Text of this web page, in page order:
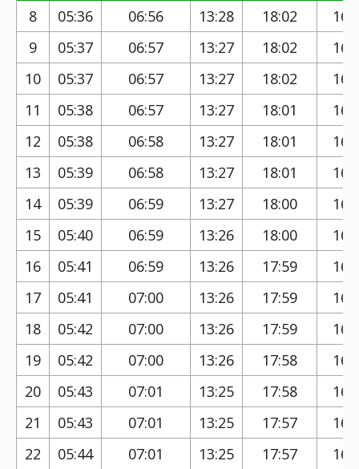
8
05:36 06:56 13:28 18:02
9
05:37 06:57 13:27 18:02
10
05:37 06:57 13:27 18:02
11
05:38 06:57 13:27 18:01
12
05:38 06:58 13:27 18:01
13
05:39 06:58 13:27 18:01
14
05:39 06:59 13:27 18:00
15
05:40 06:59 13:26 18:00
16
05:41 06:59 13:26 17:59
17
05:41 07:00 13:26 17:59
18
05:42 07:00 13:26 17:59
19
05:42 07:00 13:26 17:58
20
05:43 07:01 13:25 17:58
21
05:43 07:01 13:25 17:57
22
05:44 07:01 13:25 17:57